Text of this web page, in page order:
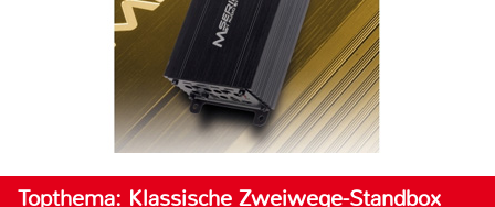
Topthema: Klassische Zweiwege-Standbox